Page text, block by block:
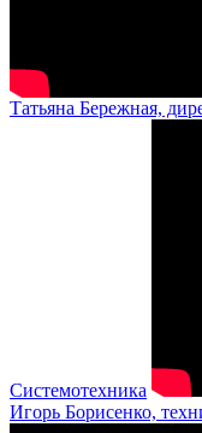
Татьяна Бережная,
Системотехника
Игорь Борисенко,